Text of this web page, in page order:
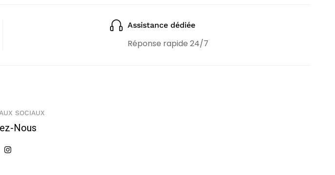
Assistance dédiée
Réponse rapide 24/7
SOCIAUX
Nous